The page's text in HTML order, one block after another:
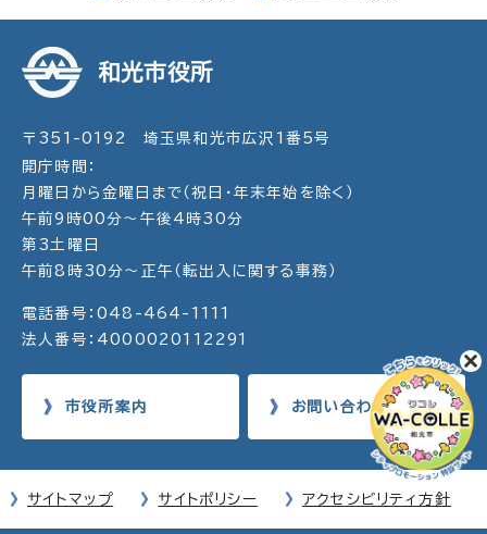
和光市役所
〒351-0192 埼玉県和光市広沢1番5号
開庁時間：
月曜日から金曜日まで（祝日・年末年始を除く）
午前9時00分～午後4時30分
第3土曜日
午前8時30分～正午（転出入に関する事務）
電話番号：048-464-1111
法人番号：4000020112291
市役所案内 お問い合わせ
サイトマップ サイトポリシー アクセシビリティ方針